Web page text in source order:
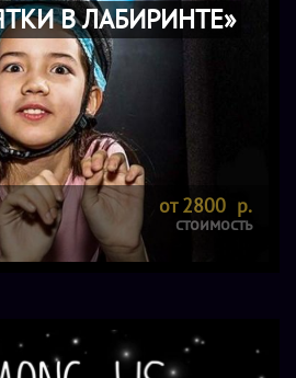
В ЛАБИРИНТЕ»
от 2800 р.
стоимость